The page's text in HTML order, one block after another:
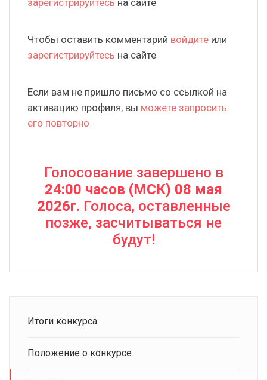
зарегистрируйтесь на сайте
Чтобы оставить комментарий войдите или
зарегистрируйтесь на сайте
Если вам не пришло письмо со ссылкой на
активацию профиля, вы можете запросить
его повторно
Голосование завершено в
24:00 часов (МСК) 08 мая
2026г. Голоса, оставленные
позже, засчитываться не
будут!
Итоги конкурса
Положение о конкурсе